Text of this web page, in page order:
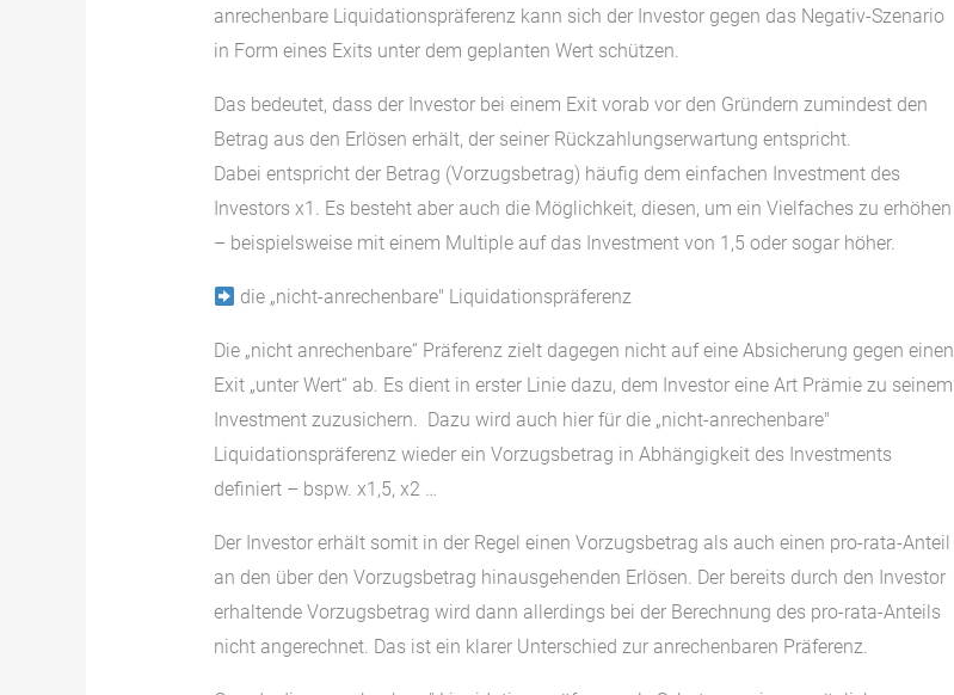
anrechenbare Liquidationspräferenz kann sich der Investor gegen das Negativ-Szenario
in Form eines Exits unter dem geplanten Wert schützen.
Das bedeutet, dass der Investor bei einem Exit vorab vor den Gründern zumindest den
Betrag aus den Erlösen erhält, der seiner Rückzahlungserwartung entspricht.
Dabei entspricht der Betrag (Vorzugsbetrag) häufig dem einfachen Investment des
Investors x1. Es besteht aber auch die Möglichkeit, diesen, um ein Vielfaches zu erhöhen
– beispielsweise mit einem Multiple auf das Investment von 1,5 oder sogar höher.
die „nicht-anrechenbare″ Liquidationspräferenz
Die „nicht anrechenbare“ Präferenz zielt dagegen nicht auf eine Absicherung gegen einen
Exit „unter Wert“ ab. Es dient in erster Linie dazu, dem Investor eine Art Prämie zu seinem
Investment zuzusichern. Dazu wird auch hier für die „nicht-anrechenbare″
Liquidationspräferenz wieder ein Vorzugsbetrag in Abhängigkeit des Investments
definiert – bspw. x1,5, x2 …
Der Investor erhält somit in der Regel einen Vorzugsbetrag als auch einen pro-rata-Anteil
an den über den Vorzugsbetrag hinausgehenden Erlösen. Der bereits durch den Investor
erhaltende Vorzugsbetrag wird dann allerdings bei der Berechnung des pro-rata-Anteils
nicht angerechnet. Das ist ein klarer Unterschied zur anrechenbaren Präferenz.